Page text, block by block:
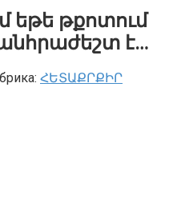
եթե թքոտում
է…
ՀԵՏԱՔՐՔԻՐ